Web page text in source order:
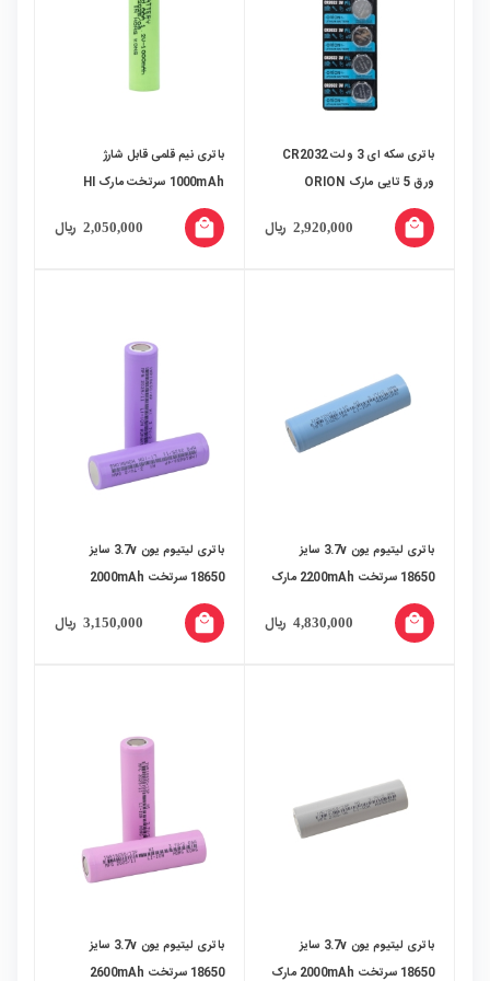
باتری سکه ای 3 ولت CR2032
ورق 5 تایی مارک ORION
2,920,000 ریال local_mall
باتری نیم قلمی قابل شارژ
1000mAh سرتخت مارک HI
2,050,000 ریال local_mall
باتری لیتیوم یون 3.7v سایز
18650 سرتخت 2200mAh مارک
HI ضریب جریان 5C
4,830,000 ریال local_mall
باتری لیتیوم یون 3.7v سایز
18650 سرتخت 2000mAh
ضریب جریان 2C مارک HI
3,150,000 ریال local_mall
باتری لیتیوم یون 3.7v سایز
18650 سرتخت 2000mAh مارک
باتری لیتیوم یون 3.7v سایز
18650 سرتخت 2600mAh